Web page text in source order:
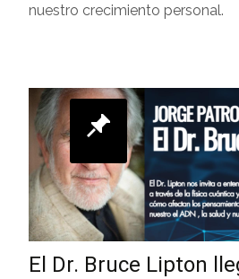
nuestro crecimiento personal.
El Dr. Bruce Lipton